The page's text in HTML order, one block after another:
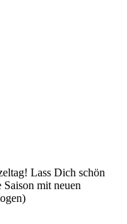
Lass Dich schön
mit neuen